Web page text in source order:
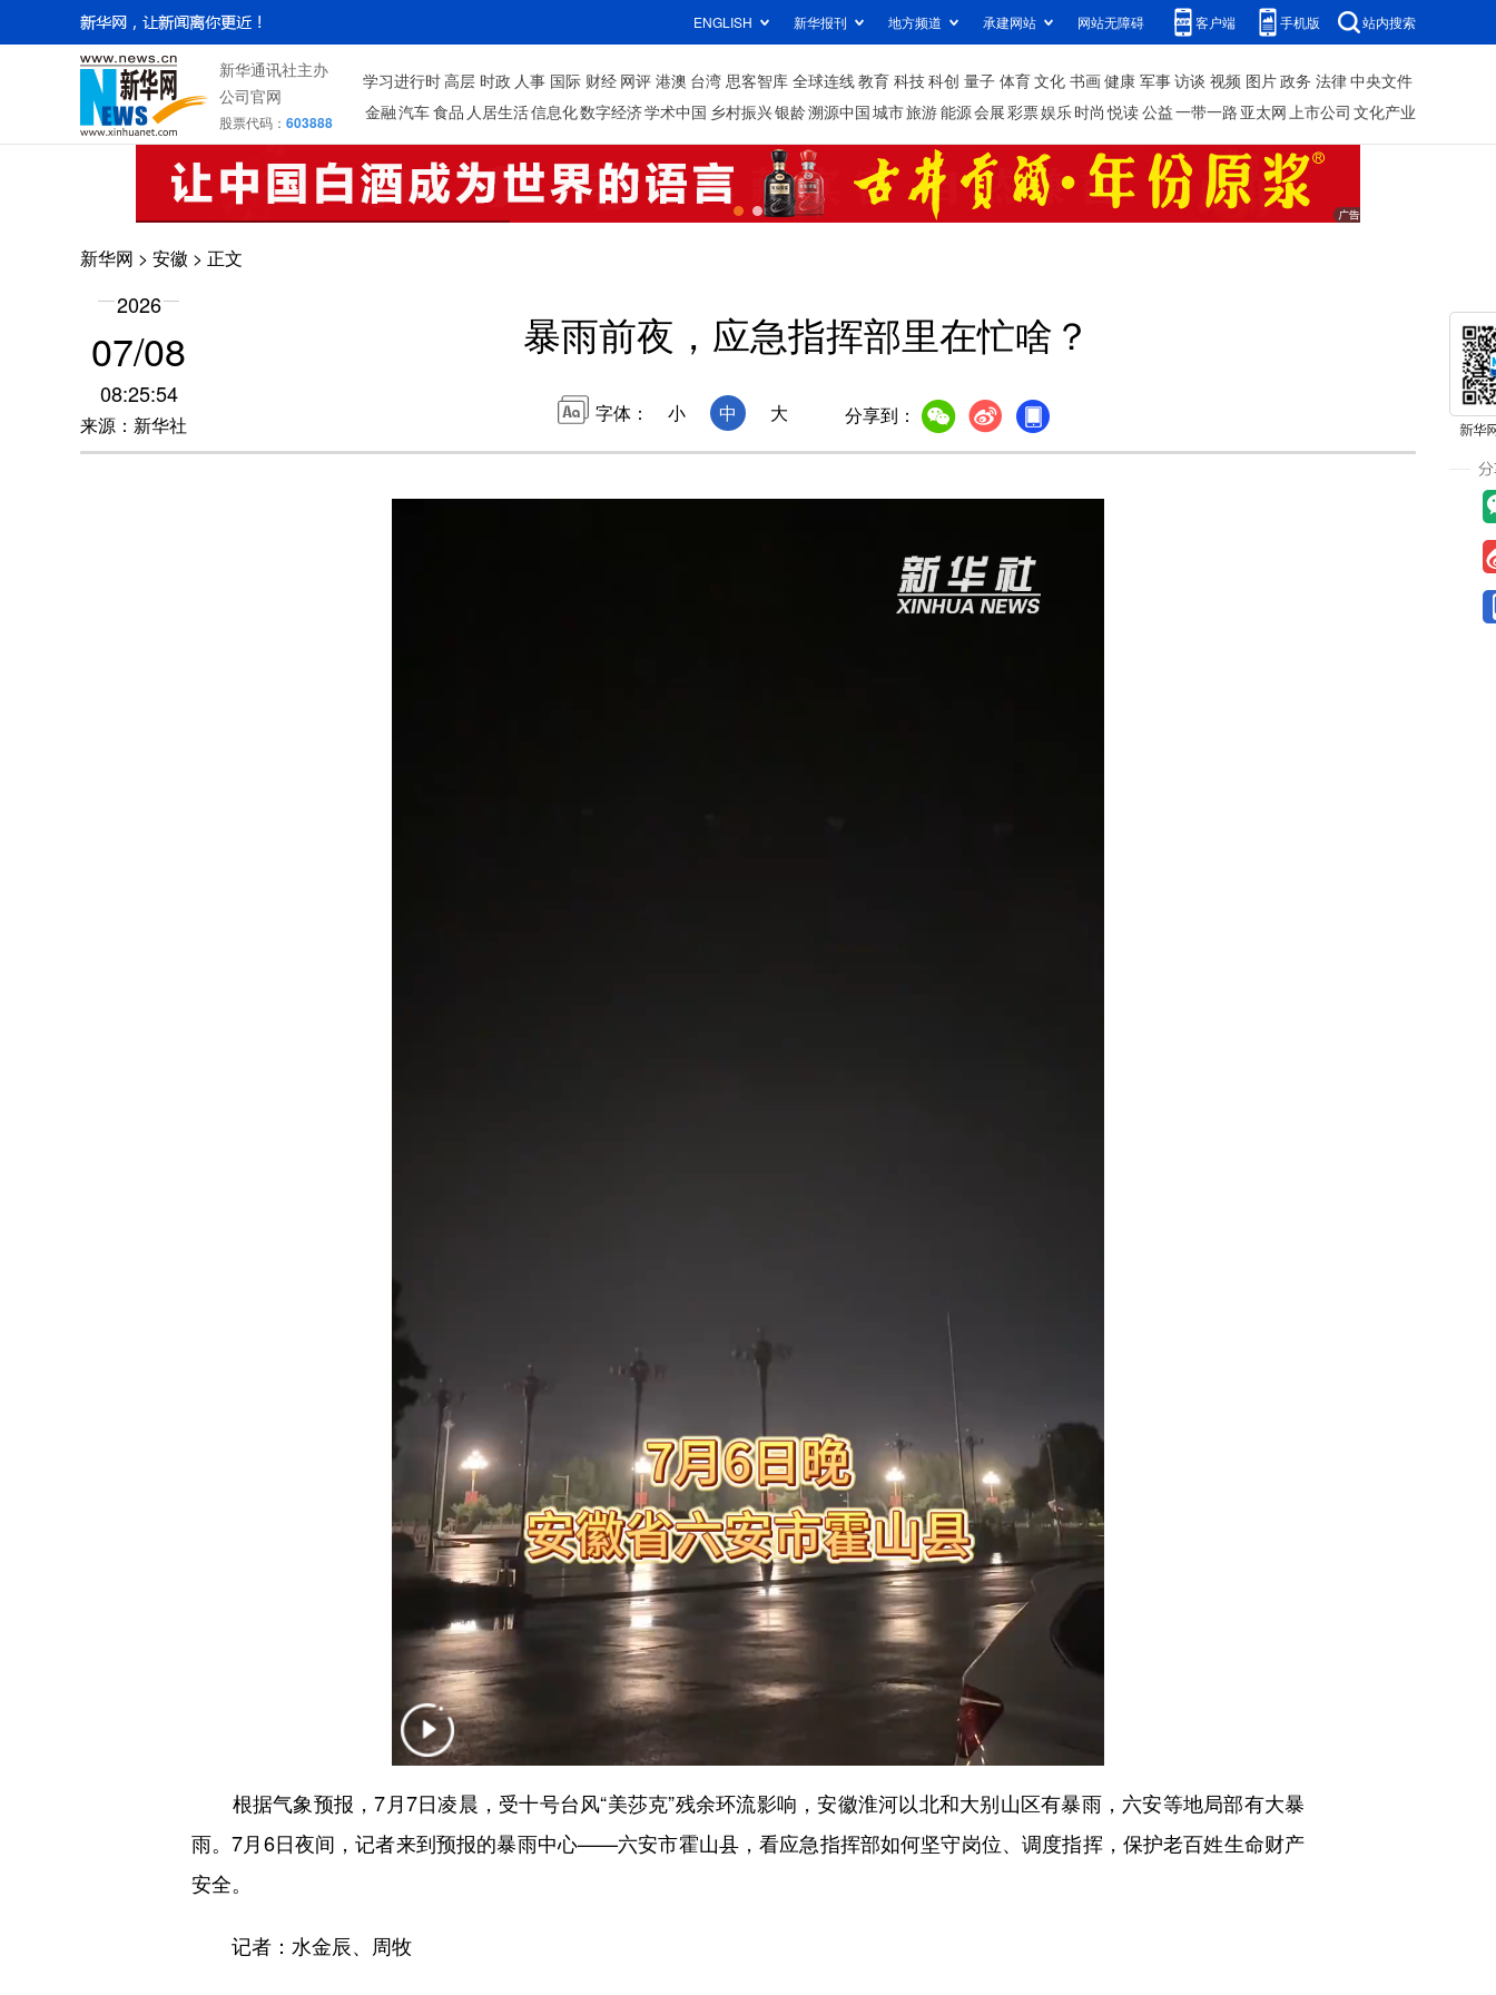
ENGLISH 新华报刊 地方频道 承建网站 网站无障碍 客户端 手机版 站内搜索
新华通讯社主办
公司官网
股票代码： 603888
学习进行时高层 时政 人事 国际 财经 网评 港澳 台湾 思客智库 全球连线教育 科技科创 量子 体育文化 书画健康 军事访谈 视频 图片政务 法律中央文件
金融汽车食品 人居生活信息化数字经济学术中国 乡村振兴银龄溯源中国城市旅游能源会展彩票娱乐时尚 悦读公益一带一路 亚太网上市公司 文化产业
新华网 > 安徽 > 正文
2026
07/08
08:25:54
来源：新华社
暴雨前夜，应急指挥部里在忙啥？
字体： 小 中 大 分享到：
根据气象预报，7月7日凌晨，受十号台风“美莎克”残余环流影响，安徽淮河以北和大别山区有暴雨，六安等地局部有大暴
雨。7月6日夜间，记者来到预报的暴雨中心——六安市霍山县，看应急指挥部如何坚守岗位、调度指挥，保护老百姓生命财产
安全。
记者：水金辰、周牧